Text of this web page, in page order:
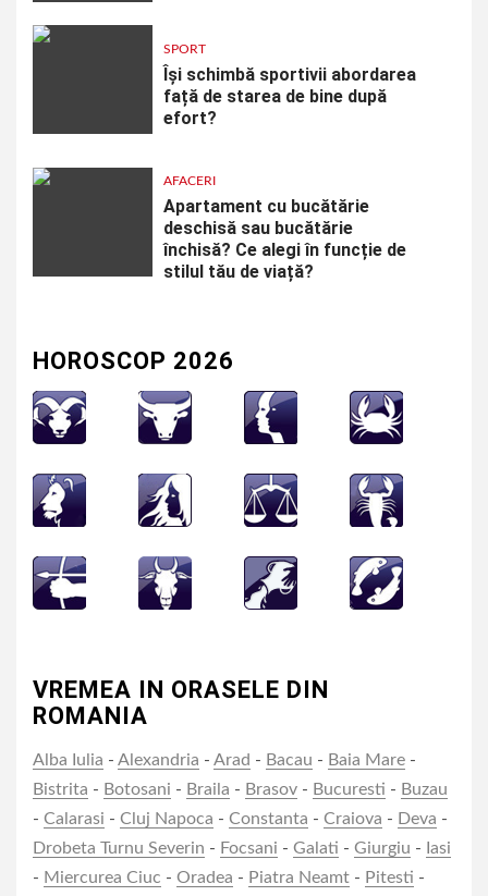
SPORT
Își schimbă sportivii abordarea
față de starea de bine după
efort?
AFACERI
Apartament cu bucătărie
deschisă sau bucătărie
închisă? Ce alegi în funcție de
stilul tău de viață?
HOROSCOP 2026
VREMEA IN ORASELE DIN
ROMANIA
Alba Iulia - Alexandria - Arad - Bacau - Baia Mare -
Bistrita - Botosani - Braila - Brasov - Bucuresti - Buzau
- Calarasi - Cluj Napoca - Constanta - Craiova - Deva -
Drobeta Turnu Severin - Focsani - Galati - Giurgiu - Iasi
- Miercurea Ciuc - Oradea - Piatra Neamt - Pitesti -